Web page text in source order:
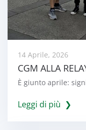
14 Aprile, 2026
CGM ALLA
È giunto aprile:
Leggi di più ❯